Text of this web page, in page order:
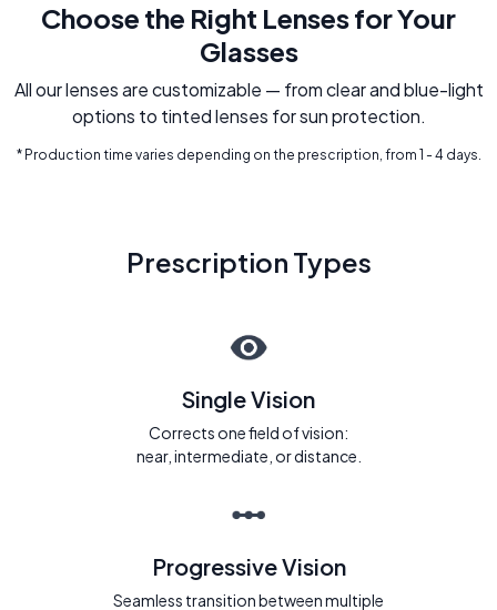
Choose the Right Lenses for Your
Glasses
All our lenses are customizable — from clear and blue-light
options to tinted lenses for sun protection.
* Production time varies depending on the prescription, from 1 - 4 days.
Prescription Types
Single Vision
Corrects one field of vision:
near, intermediate, or distance.
Progressive Vision
Seamless transition between multiple